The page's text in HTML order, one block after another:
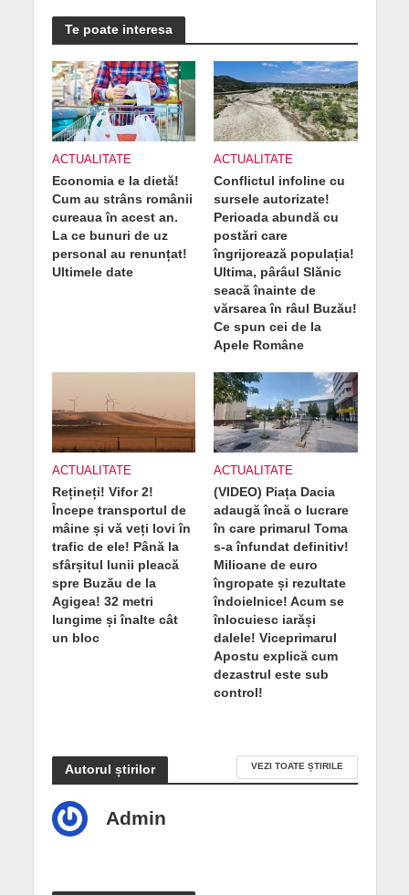
Te poate interesa
ACTUALITATE
Economia e la dietă!
Cum au strâns românii
cureaua în acest an.
La ce bunuri de uz
personal au renunțat!
Ultimele date
ACTUALITATE
Conflictul infoline cu
sursele autorizate!
Perioada abundă cu
postări care
îngrijorează populația!
Ultima, pârâul Slănic
seacă înainte de
vărsarea în râul Buzău!
Ce spun cei de la
Apele Române
ACTUALITATE
Rețineți! Vifor 2!
Începe transportul de
mâine și vă veți lovi în
trafic de ele! Până la
sfârșitul lunii pleacă
spre Buzău de la
Agigea! 32 metri
lungime și înalte cât
un bloc
ACTUALITATE
(VIDEO) Piața Dacia
adaugă încă o lucrare
în care primarul Toma
s-a înfundat definitiv!
Milioane de euro
îngropate și rezultate
îndoielnice! Acum se
înlocuiesc iarăși
dalele! Viceprimarul
Apostu explică cum
dezastrul este sub
control!
Autorul știrilor VEZI TOATE ȘTIRILE
Admin